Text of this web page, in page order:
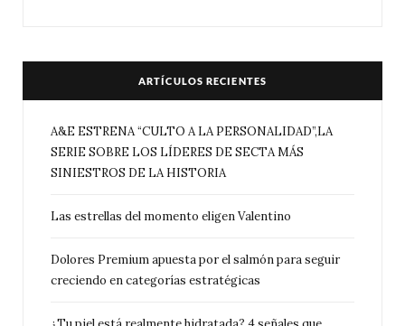
ARTÍCULOS RECIENTES
A&E ESTRENA “CULTO A LA PERSONALIDAD”,LA
SERIE SOBRE LOS LÍDERES DE SECTA MÁS
SINIESTROS DE LA HISTORIA
Las estrellas del momento eligen Valentino
Dolores Premium apuesta por el salmón para seguir
creciendo en categorías estratégicas